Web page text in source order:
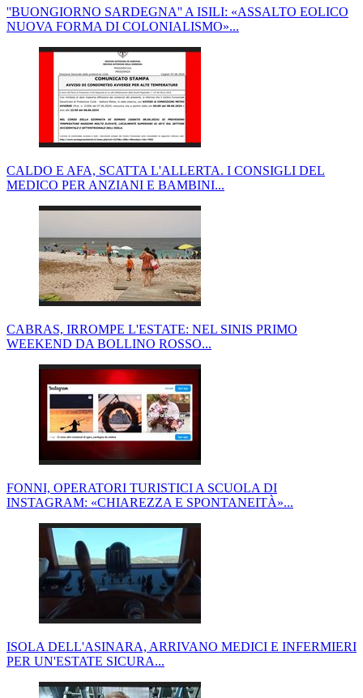
''BUONGIORNO SARDEGNA'' A ISILI: «ASSALTO EOLICO
NUOVA FORMA DI COLONIALISMO»...
CALDO E AFA, SCATTA L'ALLERTA. I CONSIGLI DEL
MEDICO PER ANZIANI E BAMBINI...
CABRAS, IRROMPE L'ESTATE: NEL SINIS PRIMO
WEEKEND DA BOLLINO ROSSO...
FONNI, OPERATORI TURISTICI A SCUOLA DI
INSTAGRAM: «CHIAREZZA E SPONTANEITÀ»...
ISOLA DELL'ASINARA, ARRIVANO MEDICI E INFERMIERI
PER UN'ESTATE SICURA...